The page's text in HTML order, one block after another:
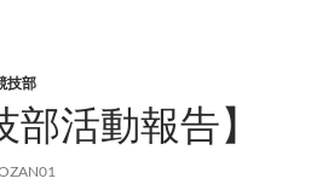
技部
部活動報告】